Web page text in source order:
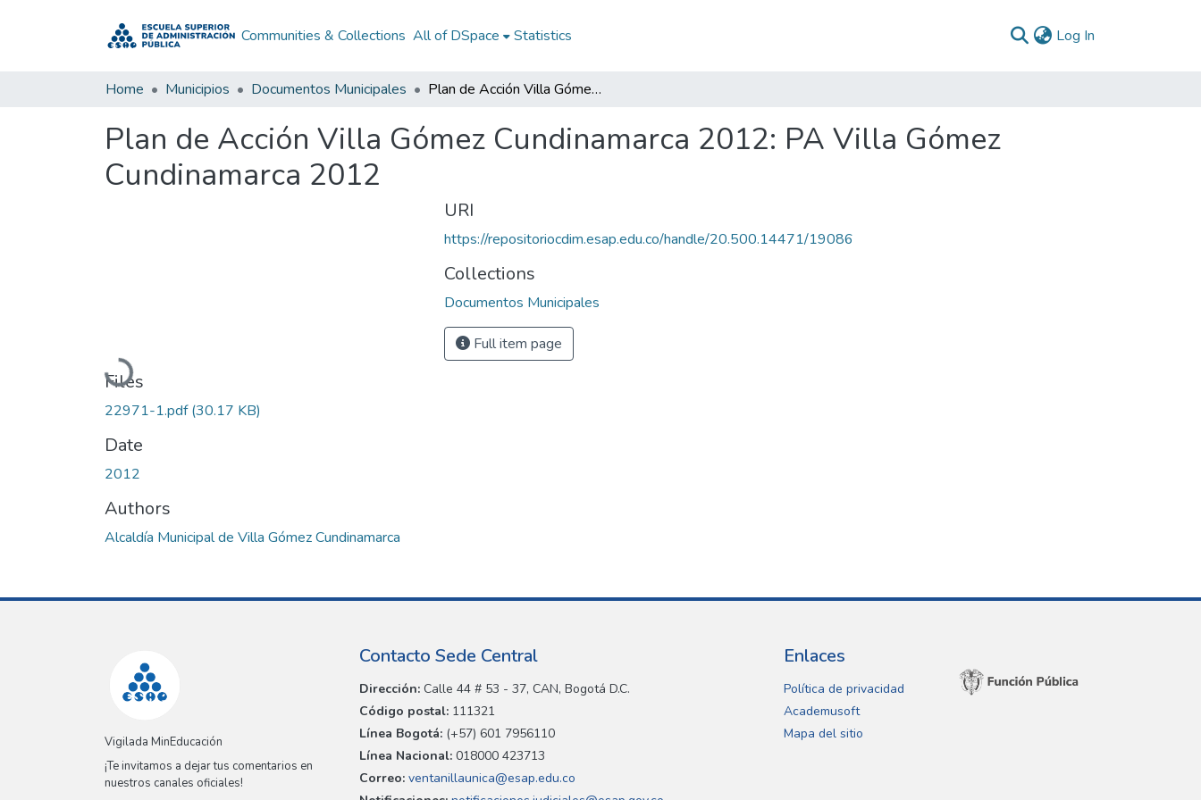
Communities & Collections All of DSpace Statistics Log In
Home Municipios Documentos Municipales Plan de Acción Villa Gómez Cundinamarca 2012: PA Villa Gómez Cundinamarca 2012
Plan de Acción Villa Gómez Cundinamarca 2012: PA Villa Gómez
Cundinamarca 2012
Loading...
Files
22971-1.pdf(30.17 KB)
Date
2012
Authors
Alcaldía Municipal de Villa Gómez Cundinamarca
URI
https://repositoriocdim.esap.edu.co/handle/20.500.14471/19086
Collections
Documentos Municipales
Full item page
Vigilada MinEducación
¡Te invitamos a dejar tus comentarios en
nuestros canales oficiales!
Contacto Sede Central
Dirección: Calle 44 # 53 - 37, CAN, Bogotá D.C.
Código postal: 111321
Línea Bogotá: (+57) 601 7956110
Línea Nacional: 018000 423713
Correo: ventanillaunica@esap.edu.co
Enlaces
Política de privacidad
Academusoft
Mapa del sitio